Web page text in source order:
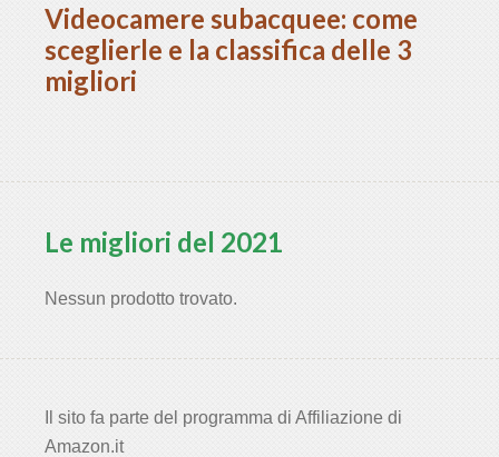
Videocamere subacquee: come
sceglierle e la classifica delle 3
migliori
Le migliori del 2021
Nessun prodotto trovato.
Il sito fa parte del programma di Affiliazione di
Amazon.it